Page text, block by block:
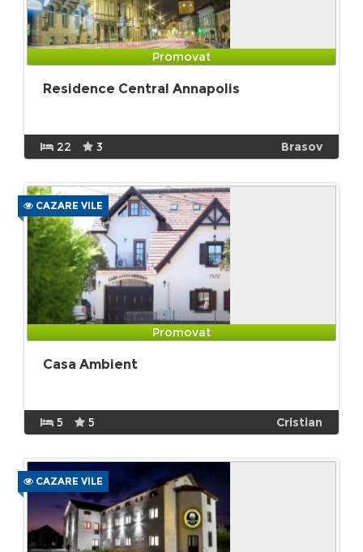
Promovat
Residence Central Annapolis
22 3 Brasov
CAZARE VILE
Promovat
Casa Ambient
5 5 Cristian
CAZARE VILE